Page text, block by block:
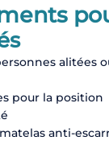
alitées
pour la position
anti-